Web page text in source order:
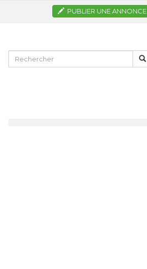
PUBLIER UNE ANNONCE